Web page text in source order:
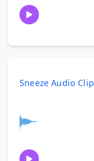
Sneeze Audio Clip